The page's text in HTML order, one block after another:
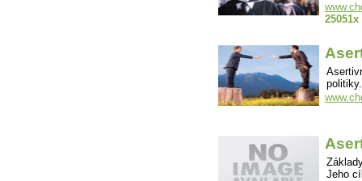
25051x
Jeho